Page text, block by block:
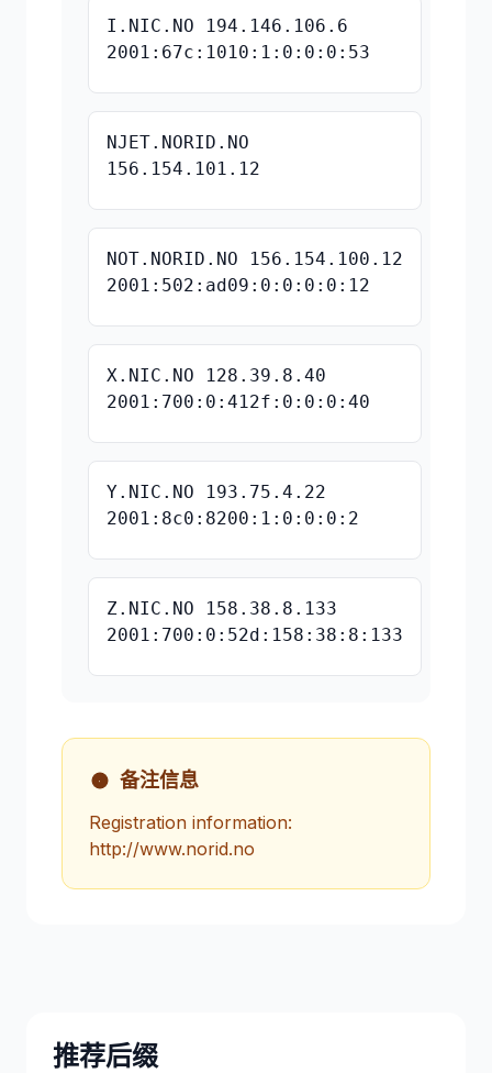
I.NIC.NO 194.146.106.6
2001:67c:1010:1:0:0:0:53
NJET.NORID.NO
156.154.101.12
NOT.NORID.NO 156.154.100.12
2001:502:ad09:0:0:0:0:12
X.NIC.NO 128.39.8.40
2001:700:0:412f:0:0:0:40
Y.NIC.NO 193.75.4.22
2001:8c0:8200:1:0:0:0:2
Z.NIC.NO 158.38.8.133
2001:700:0:52d:158:38:8:133
备注信息
Registration information:
http://www.norid.no
推荐后缀